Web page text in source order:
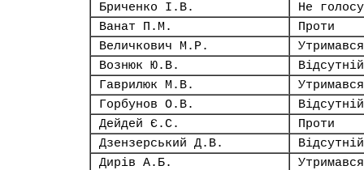
Бриченко І.В.
Не
Ванат П.М.
Проти
Величкович М.Р.
Утримався
Вознюк Ю.В.
Відсутній
Гаврилюк М.В.
Утримався
Горбунов О.В.
Відсутній
Дейдей Є.С.
Проти
Дзензерський Д.В.
Відсутній
Дирів А.Б.
Утримався